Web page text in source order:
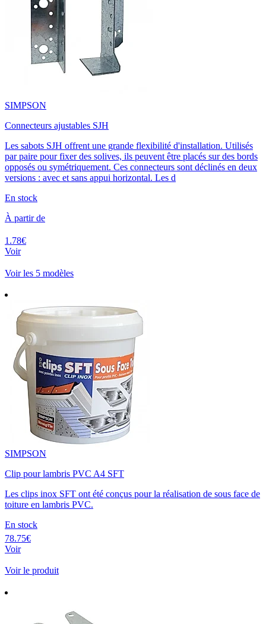
SIMPSON
Connecteurs ajustables SJH
Les sabots SJH offrent une grande flexibilité d'installation. Utilisés
par paire pour fixer des solives, ils peuvent être placés sur des bords
opposés ou symétriquement. Ces connecteurs sont déclinés en deux
versions : avec et sans appui horizontal. Les d
En stock
À partir de
1.78€
Voir
Voir les 5 modèles
SIMPSON
Clip pour lambris PVC A4 SFT
Les clips inox SFT ont été conçus pour la réalisation de sous face de
toiture en lambris PVC.
En stock
78.75€
Voir
Voir le produit